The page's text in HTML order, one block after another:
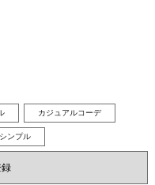
カジュアルコーデ
ンプル